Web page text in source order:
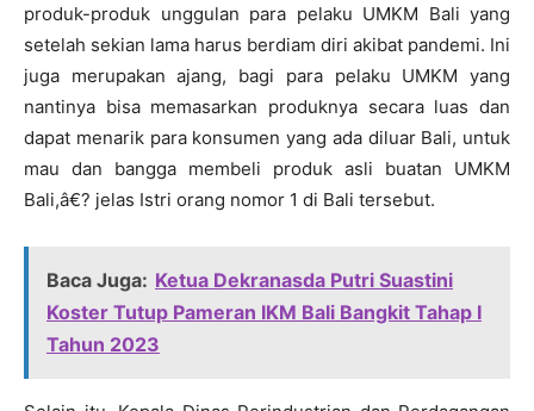
produk-produk unggulan para pelaku UMKM Bali yang
setelah sekian lama harus berdiam diri akibat pandemi. Ini
juga merupakan ajang, bagi para pelaku UMKM yang
nantinya bisa memasarkan produknya secara luas dan
dapat menarik para konsumen yang ada diluar Bali, untuk
mau dan bangga membeli produk asli buatan UMKM
Bali,â€? jelas Istri orang nomor 1 di Bali tersebut.
Baca Juga: Ketua Dekranasda Putri Suastini
Koster Tutup Pameran IKM Bali Bangkit Tahap I
Tahun 2023